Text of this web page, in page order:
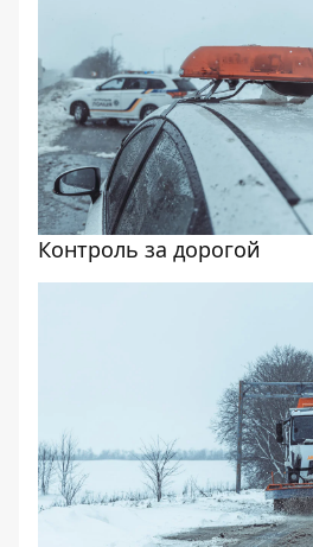
Контроль за дорогой